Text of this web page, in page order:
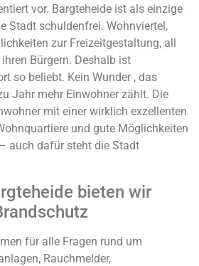
vor. Bargteheide ist als einzige
Stadt schuldenfrei. Wohnviertel,
zur Freizeitgestaltung, all
Bürgern. Deshalb ist
so beliebt. Kein Wunder , das
Jahr mehr Einwohner zählt. Die
mit einer wirklich exzellenten
und gute Möglichkeiten
auch dafür steht die Stadt
bieten wir
für alle Fragen rund um
Rauchmelder,